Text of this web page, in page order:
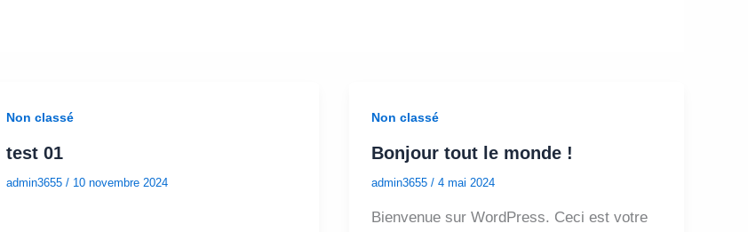
Non classé
test 01
admin3655 / 10 novembre 2024
Non classé
Bonjour tout le monde !
admin3655/4 mai 2024
Bienvenue sur WordPress. Ceci est votre